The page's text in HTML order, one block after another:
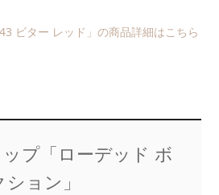
ビター レッド」の商品詳細はこちら
プ「ローデッド ボ
ョン」